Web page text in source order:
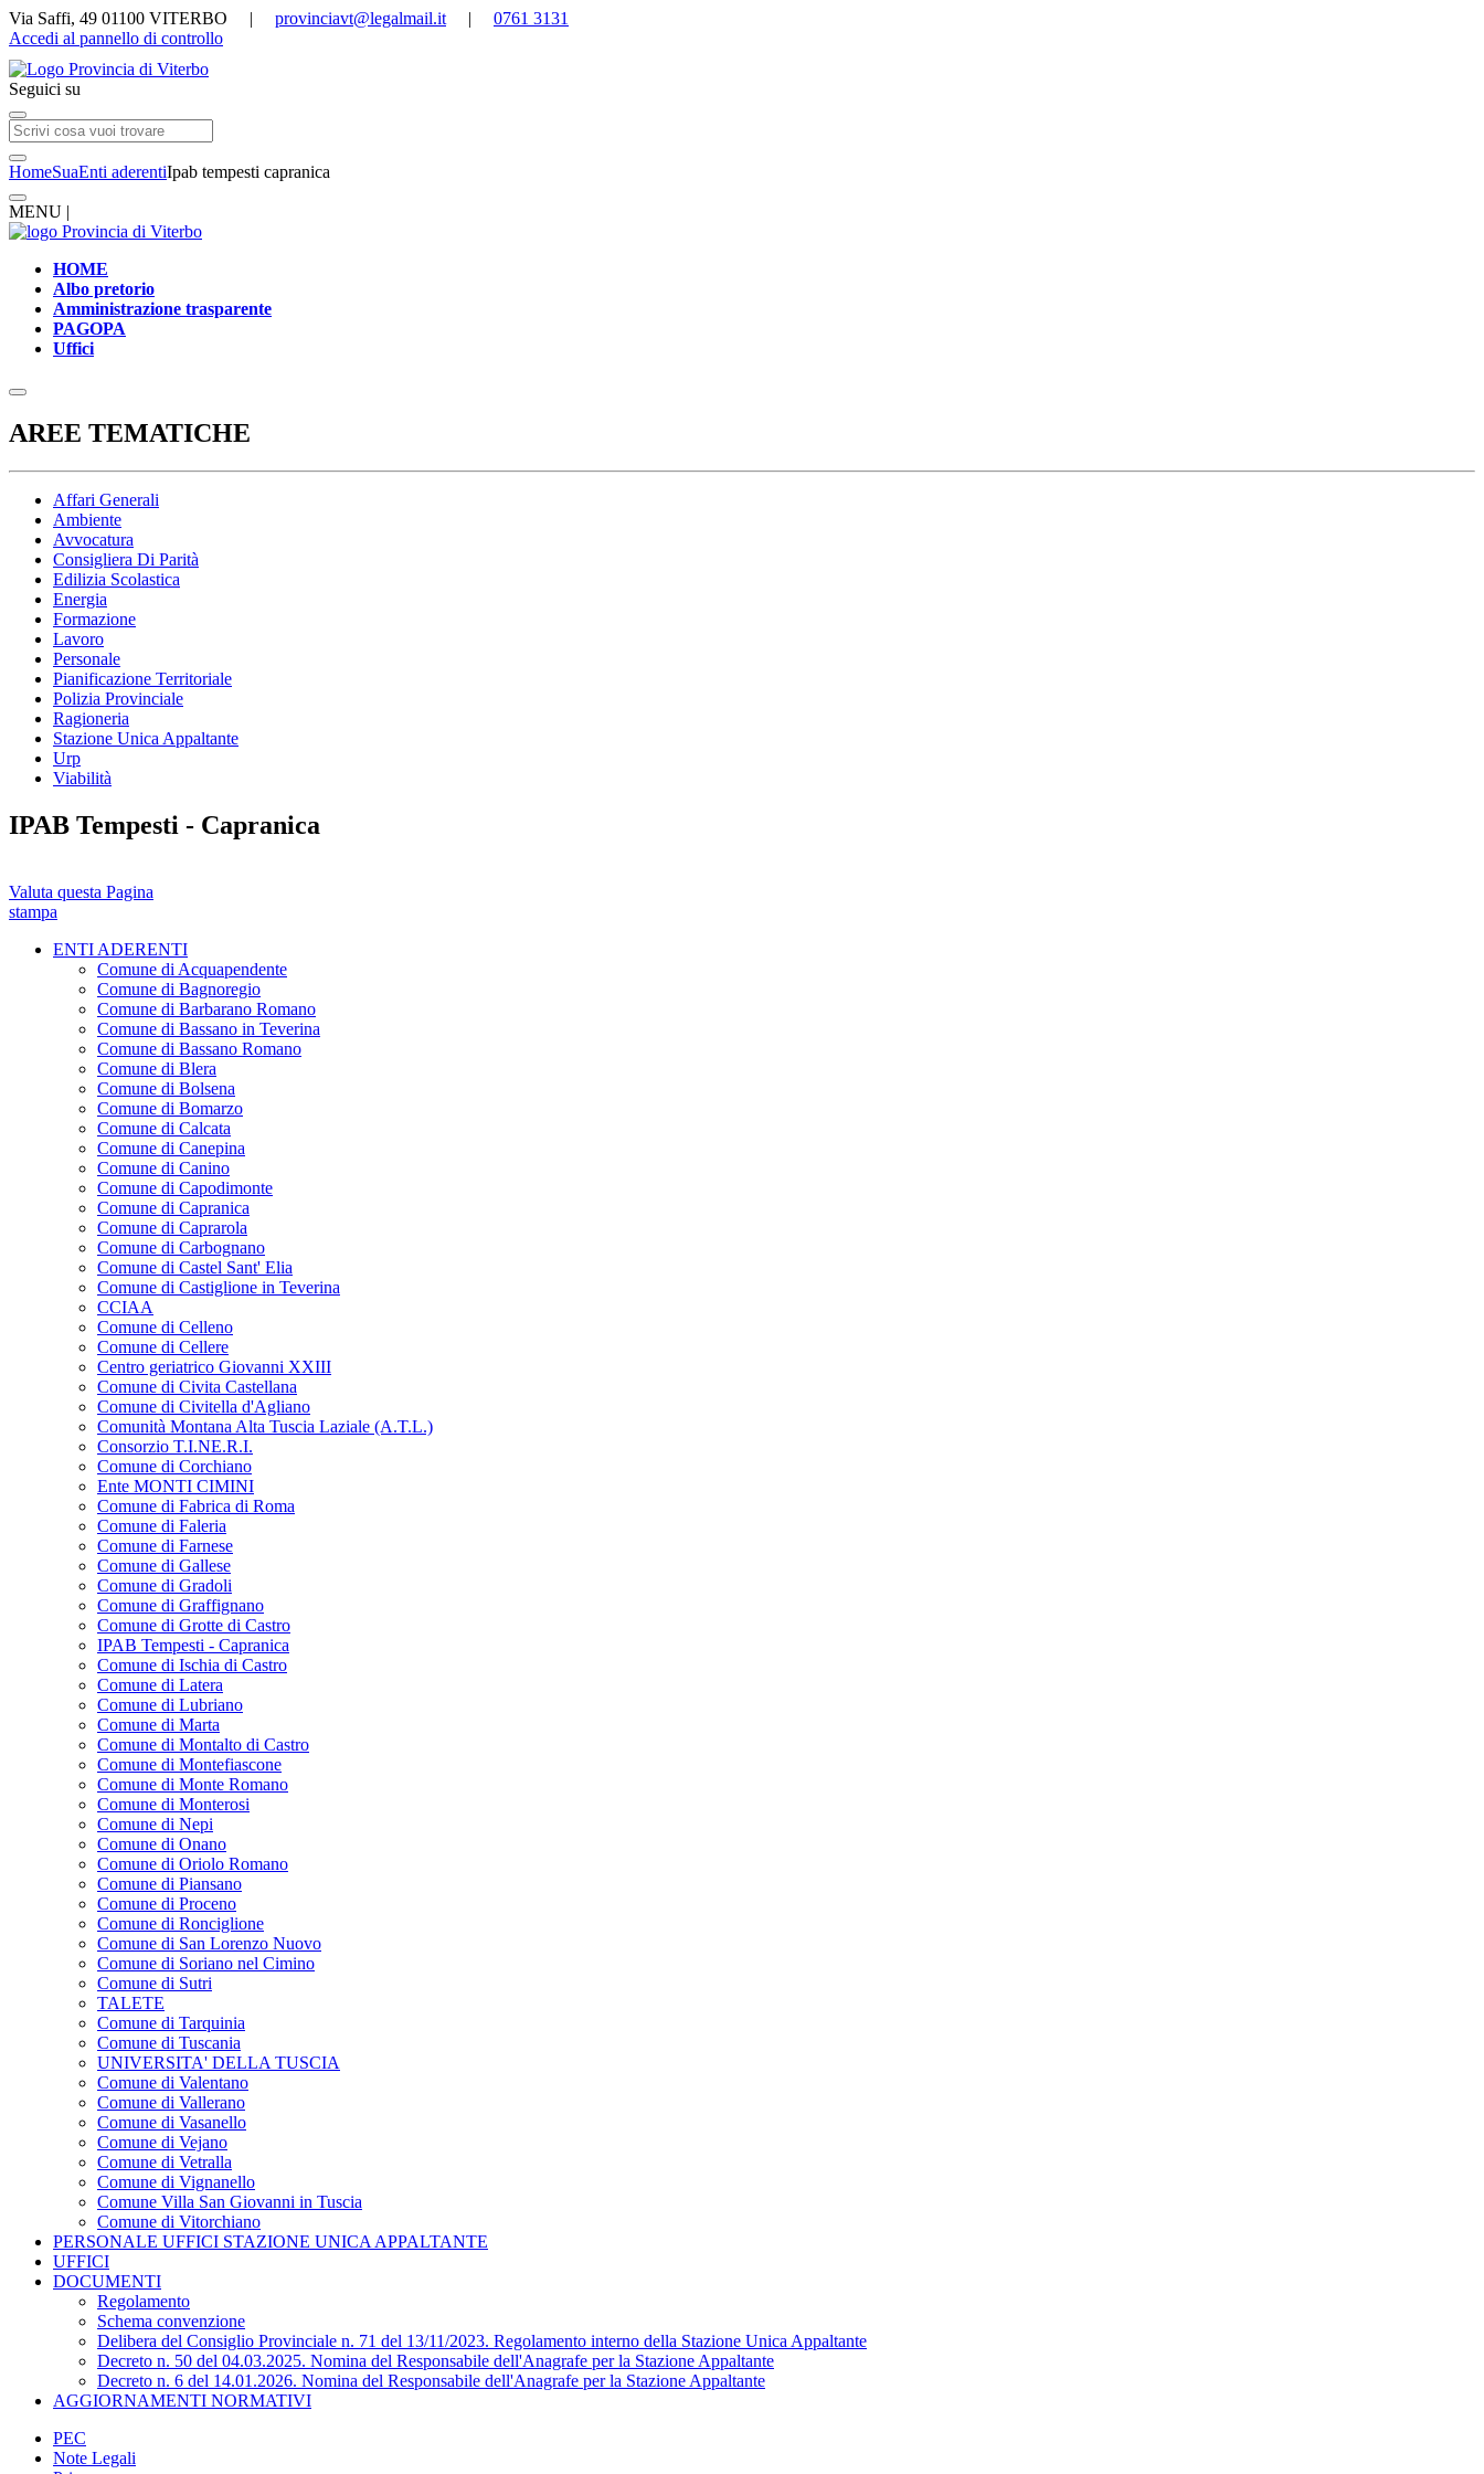
Via Saffi, 49 01100 VITERBO | provinciavt@legalmail.it | 0761 3131
Accedi al pannello di controllo
Seguici su
HomeSuaEnti aderentiIpab tempesti capranica
MENU |
HOME
Albo pretorio
Amministrazione trasparente
PAGOPA
Uffici
AREE TEMATICHE
Affari Generali
Ambiente
Avvocatura
Consigliera Di Parità
Edilizia Scolastica
Energia
Formazione
Lavoro
Personale
Pianificazione Territoriale
Polizia Provinciale
Ragioneria
Stazione Unica Appaltante
Urp
Viabilità
IPAB Tempesti - Capranica
Valuta questa Pagina
stampa
ENTI ADERENTI
Comune di Acquapendente
Comune di Bagnoregio
Comune di Barbarano Romano
Comune di Bassano in Teverina
Comune di Bassano Romano
Comune di Blera
Comune di Bolsena
Comune di Bomarzo
Comune di Calcata
Comune di Canepina
Comune di Canino
Comune di Capodimonte
Comune di Capranica
Comune di Caprarola
Comune di Carbognano
Comune di Castel Sant' Elia
Comune di Castiglione in Teverina
CCIAA
Comune di Celleno
Comune di Cellere
Centro geriatrico Giovanni XXIII
Comune di Civita Castellana
Comune di Civitella d'Agliano
Comunità Montana Alta Tuscia Laziale (A.T.L.)
Consorzio T.I.NE.R.I.
Comune di Corchiano
Ente MONTI CIMINI
Comune di Fabrica di Roma
Comune di Faleria
Comune di Farnese
Comune di Gallese
Comune di Gradoli
Comune di Graffignano
Comune di Grotte di Castro
IPAB Tempesti - Capranica
Comune di Ischia di Castro
Comune di Latera
Comune di Lubriano
Comune di Marta
Comune di Montalto di Castro
Comune di Montefiascone
Comune di Monte Romano
Comune di Monterosi
Comune di Nepi
Comune di Onano
Comune di Oriolo Romano
Comune di Piansano
Comune di Proceno
Comune di Ronciglione
Comune di San Lorenzo Nuovo
Comune di Soriano nel Cimino
Comune di Sutri
TALETE
Comune di Tarquinia
Comune di Tuscania
UNIVERSITA' DELLA TUSCIA
Comune di Valentano
Comune di Vallerano
Comune di Vasanello
Comune di Vejano
Comune di Vetralla
Comune di Vignanello
Comune Villa San Giovanni in Tuscia
Comune di Vitorchiano
PERSONALE UFFICI STAZIONE UNICA APPALTANTE
UFFICI
DOCUMENTI
Regolamento
Schema convenzione
Delibera del Consiglio Provinciale n. 71 del 13/11/2023. Regolamento interno della Stazione Unica Appaltante
Decreto n. 50 del 04.03.2025. Nomina del Responsabile dell'Anagrafe per la Stazione Appaltante
Decreto n. 6 del 14.01.2026. Nomina del Responsabile dell'Anagrafe per la Stazione Appaltante
AGGIORNAMENTI NORMATIVI
PEC
Note Legali